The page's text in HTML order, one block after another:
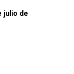
julio de